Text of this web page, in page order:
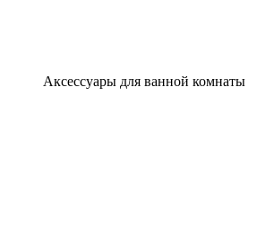
Аксессуары для ванной комнаты